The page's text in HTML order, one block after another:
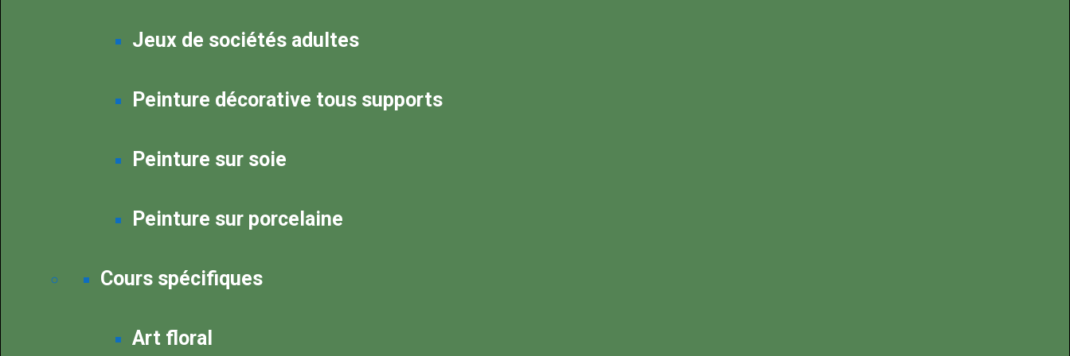
Jeux de sociétés adultes
Peinture décorative tous supports
Peinture sur soie
Peinture sur porcelaine
Cours spécifiques
Art floral